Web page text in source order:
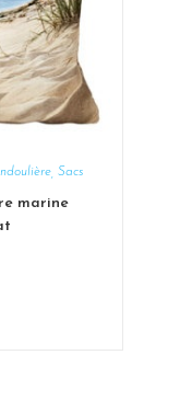
, Sacs
marine